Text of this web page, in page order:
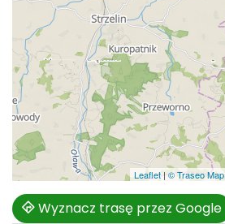
Leaflet | © Traseo Map
Wyznacz trasę przez Google